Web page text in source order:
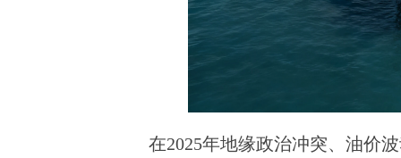
在2025年地缘政治冲突、油价